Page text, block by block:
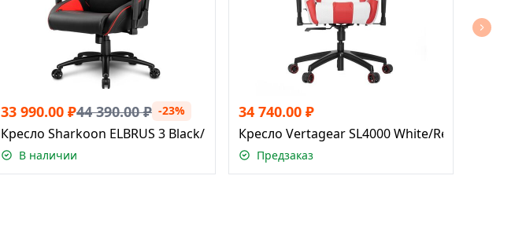
33 990.00 ₽44 390.00₽ -23%
Кресло Sharkoon ELBRUS 3 Black/Red
В наличии
34 740.00 ₽
Кресло Vertagear SL4000 White/Red
Предзаказ